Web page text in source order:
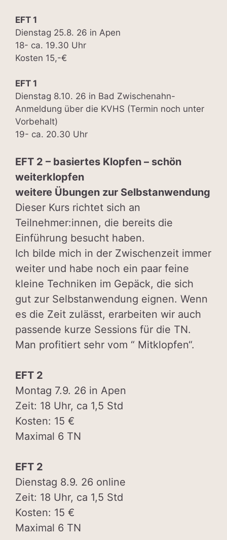
EFT 1
Dienstag 25.8. 26 in Apen
18- ca. 19.30 Uhr
Kosten 15,-€
EFT 1
Dienstag 8.10. 26 in Bad Zwischenahn-
Anmeldung über die KVHS (Termin noch unter
Vorbehalt)
19- ca. 20.30 Uhr
EFT 2 – basiertes Klopfen – schön
weiterklopfen
weitere Übungen zur Selbstanwendung
Dieser Kurs richtet sich an
Teilnehmer:innen, die bereits die
Einführung besucht haben.
Ich bilde mich in der Zwischenzeit immer
weiter und habe noch ein paar feine
kleine Techniken im Gepäck, die sich
gut zur Selbstanwendung eignen. Wenn
es die Zeit zulässt, erarbeiten wir auch
passende kurze Sessions für die TN.
Man profitiert sehr vom “ Mitklopfen“.
EFT 2
Montag 7.9. 26 in Apen
Zeit: 18 Uhr, ca 1,5 Std
Kosten: 15 €
Maximal 6 TN
EFT 2
Dienstag 8.9. 26 online
Zeit: 18 Uhr, ca 1,5 Std
Kosten: 15 €
Maximal 6 TN